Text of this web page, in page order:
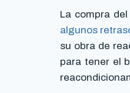
La compra del
algunos
su obra de
para tener el